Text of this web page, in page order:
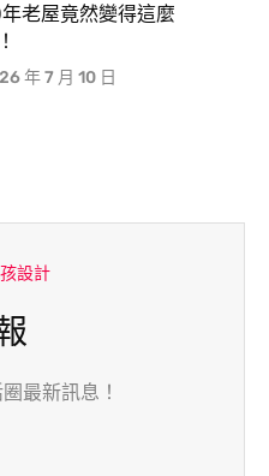
老屋竟然變得這麼
年 7 月 10 日
設計
最新訊息！